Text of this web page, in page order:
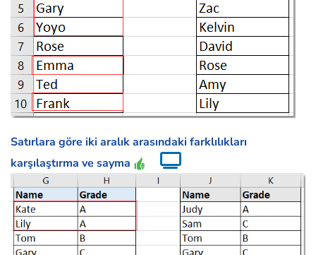
Satırlara göre iki aralık arasındaki farklılıkları
karşılaştırma ve sayma